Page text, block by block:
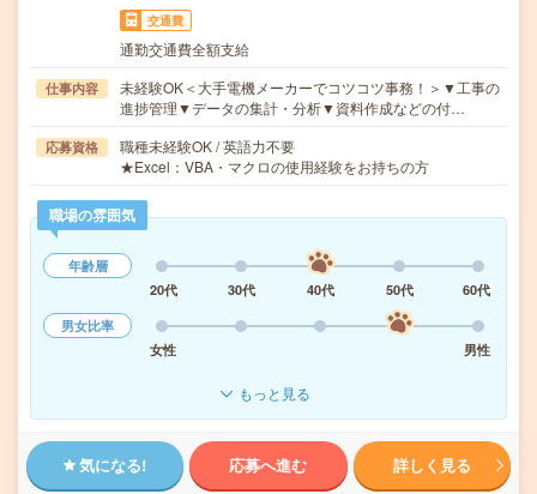
交通費
通勤交通費全額支給
仕事内容
未経験OK＜大手電機メーカーでコツコツ事務！＞▼工事の
進捗管理▼データの集計・分析▼資料作成などの付…
応募資格
職種未経験OK / 英語力不要
★Excel：VBA・マクロの使用経験をお持ちの方
職場の雰囲気
年齢層
20代
30代 40代 50代
60代
男女比率
女性
男性
もっと見る
気になる! 応募へ進む 詳しく見る